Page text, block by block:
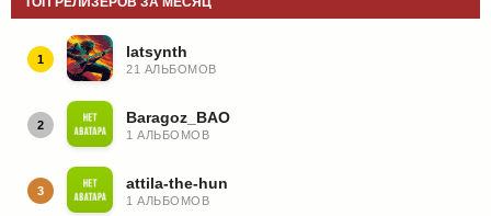
1 latsynth
21 АЛЬБОМОВ
2 Baragoz_BAO
1 АЛЬБОМОВ
3 attila-the-hun
1 АЛЬБОМОВ